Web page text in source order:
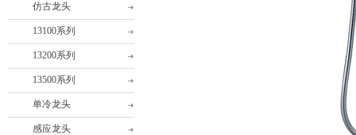
仿古龙头
13100系列
13200系列
13500系列
单冷龙头
感应龙头